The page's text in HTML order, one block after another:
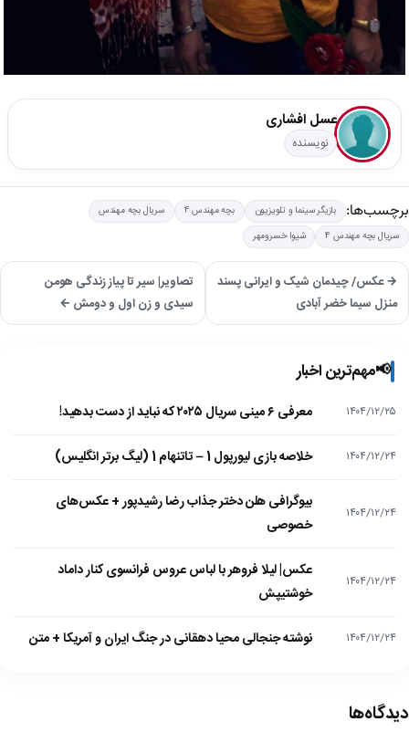
عسل افشاری
نویسنده
برچسب‌ها: بازیگر سینما و تلویزیون بچه مهندس 4
سریال بچه مهندس
سریال بچه مهندس 4
شیوا خسرومهر
→ عکس/ چیدمان شیک و ایرانی پسند
منزل سیما خضر آبادی
تصاویر| سیر تا پیاز زندگی هومن
سیدی و زن اول و دومش ←
📢مهم‌ترین اخبار
۱۴۰۴/۱۲/۲۵ معرفی ۶ مینی سریال ۲۰۲۵ که نباید از دست بدهید!
۱۴۰۴/۱۲/۲۴ خلاصه بازی لیورپول 1 – تاتنهام 1 (لیگ برتر انگلیس)
۱۴۰۴/۱۲/۲۴
بیوگرافی هلن دختر جذاب رضا رشیدپور + عکس‌های
خصوصی
۱۴۰۴/۱۲/۲۴
عکس| لیلا فروهر با لباس عروس فرانسوی کنار داماد
خوشتیپش
۱۴۰۴/۱۲/۲۴ نوشته جنجالی محیا دهقانی در جنگ ایران و آمریکا + متن
دیدگاه‌ها